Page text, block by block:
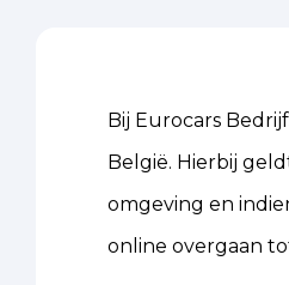
Bij Eurocars
België. Hierbij
omgeving en
online overgaan